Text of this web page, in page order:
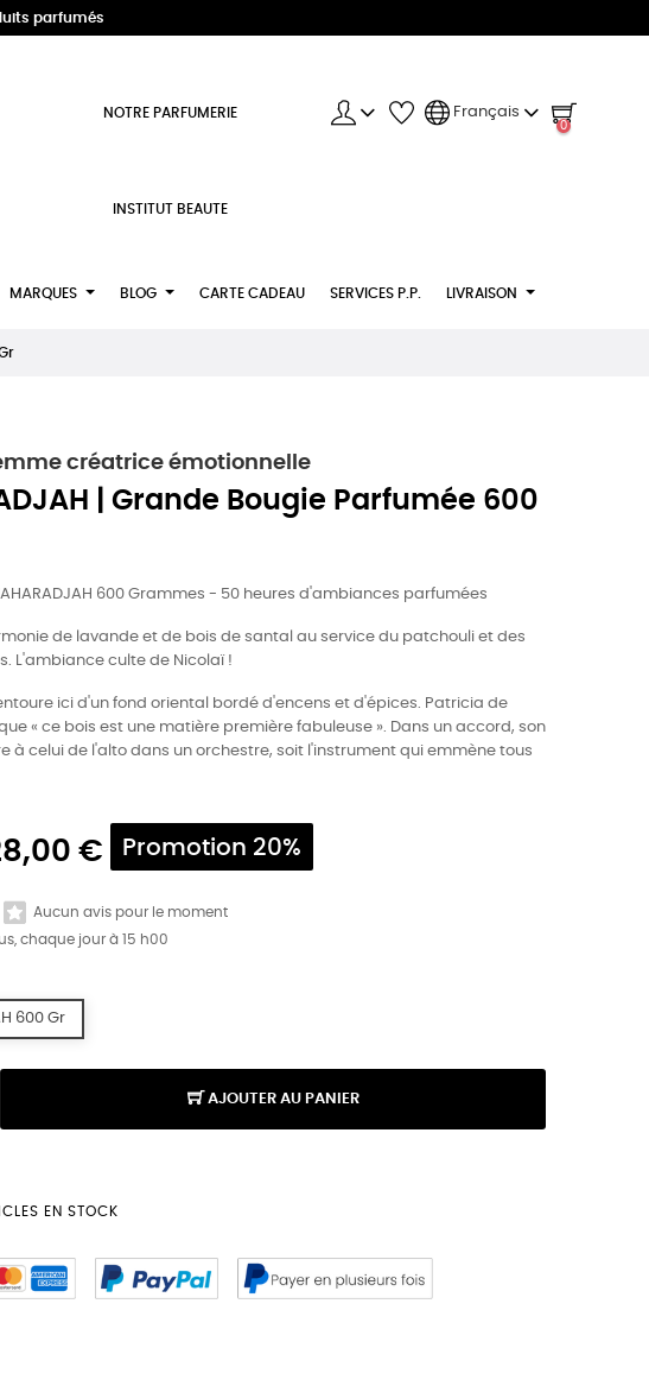
parfumés
NOTRE PARFUMERIE
INSTITUT BEAUTE
Français
0
MARQUES BLOG CARTE CADEAU SERVICES P.P. LIVRAISON
créatrice émotionnelle
| Grande Bougie Parfumée 600
600 Grammes - 50 heures d'ambiances parfumées
de lavande et de bois de santal au service du patchouli et des
L'ambiance culte de Nicolaï !
ici d'un fond oriental bordé d'encens et d'épices. Patricia de
« ce bois est une matière première fabuleuse ». Dans un accord, son
à celui de l'alto dans un orchestre, soit l'instrument qui emmène tous
€ Promotion 20%
Aucun avis pour le moment
chaque jour à 15 h00
600 Gr
AJOUTER AU PANIER
EN STOCK